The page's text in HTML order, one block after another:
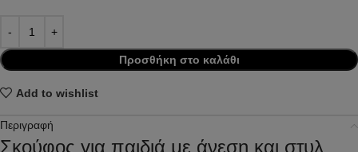
Προσθήκη στο καλάθι
Add to wishlist
Περιγραφή
Σκούφος για παιδιά με άνεση και στυλ